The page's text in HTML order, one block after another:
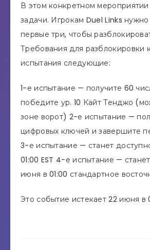
В этом конкретном мероприятии
задачи. Игрокам Duel Links
первые три, чтобы
Требования для разблокировки
испытания следующие:
1-е испытание — получите 60
победите ур. 10 Кайт Тенджо
зоне ворот) 2-е испытание —
цифровых ключей и завершите
3-е испытание — станет
01:00 EST 4-е испытание —
июня в 01:00 стандартное
Это событие истекает 22 июня в